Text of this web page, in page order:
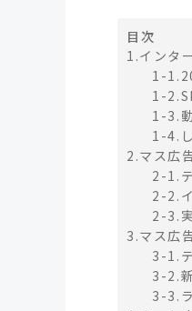
目次
1.インタ
1-
1-
1-3.
1-4.
2.マス広
2-1.
2-2.
2-3.
3.マス広
3-1.
3-2.
3-3.